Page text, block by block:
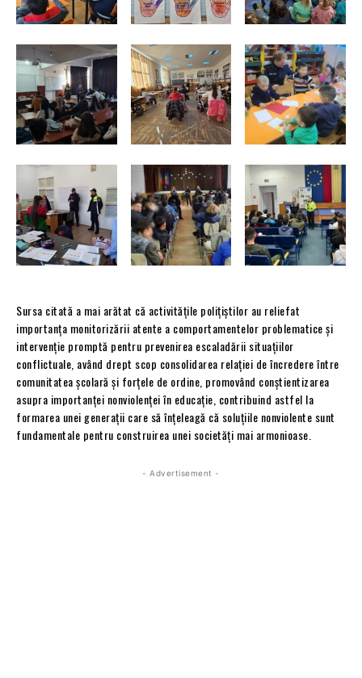
Sursa citată a mai arătat că activitățile polițiștilor au reliefat
importanța monitorizării atente a comportamentelor problematice și
intervenție promptă pentru prevenirea escaladării situațiilor
conflictuale, având drept scop consolidarea relației de încredere între
comunitatea școlară și forțele de ordine, promovând conștientizarea
asupra importanței nonviolenței în educație, contribuind astfel la
formarea unei generații care să înțeleagă că soluțiile nonviolente sunt
fundamentale pentru construirea unei societăți mai armonioase.
- Advertisement -